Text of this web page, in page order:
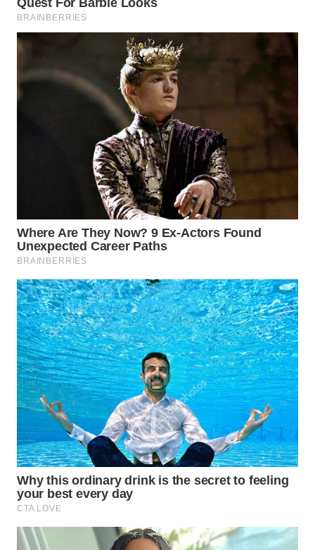
LESUNG
TENGAH
WN DELI
SERDANG
WN
TEBING
TINGGI
WN
PAKPAK
WN
KARAWANG
WN
BEKASI
WN